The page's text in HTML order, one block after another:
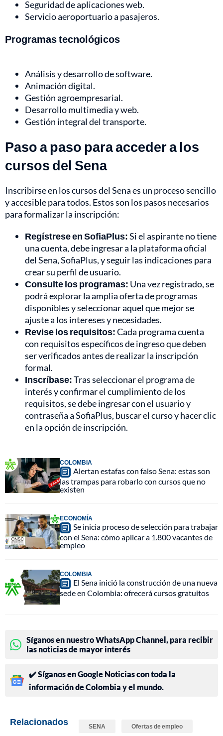
Seguridad de aplicaciones web.
Servicio aeroportuario a pasajeros.
Programas tecnológicos
Análisis y desarrollo de software.
Animación digital.
Gestión agroempresarial.
Desarrollo multimedia y web.
Gestión integral del transporte.
Paso a paso para acceder a los
cursos del Sena
Inscribirse en los cursos del Sena es un proceso sencillo
y accesible para todos. Estos son los pasos necesarios
para formalizar la inscripción:
Regístrese en SofiaPlus:Si el aspirante no tiene
una cuenta, debe ingresar a la plataforma oficial
del Sena, SofiaPlus, y seguir las indicaciones para
crear su perfil de usuario.
Consulte los programas: Una vez registrado, se
podrá explorar la amplia oferta de programas
disponibles y seleccionar aquel que mejor se
ajuste a los intereses y necesidades.
Revise los requisitos:Cada programa cuenta
con requisitos específicos de ingreso que deben
ser verificados antes de realizar la inscripción
formal.
Inscríbase:Tras seleccionar el programa de
interés y confirmar el cumplimiento de los
requisitos, se debe ingresar con el usuario y
contraseña a SofiaPlus, buscar el curso y hacer clic
en la opción de inscripción.
COLOMBIA
Alertan estafas con falso Sena: estas son
las trampas para robarlo con cursos que no
existen
ECONOMÍA
Se inicia proceso de selección para trabajar
con el Sena: cómo aplicar a 1.800 vacantes de
empleo
COLOMBIA
El Sena inició la construcción de una nueva
sede en Colombia: ofrecerá cursos gratuitos
Síganos en nuestro WhatsApp Channel, para recibir
las noticias de mayor interés
✔️ Síganos en Google Noticias con toda la
información de Colombia y el mundo.
Relacionados SENA Ofertas de empleo